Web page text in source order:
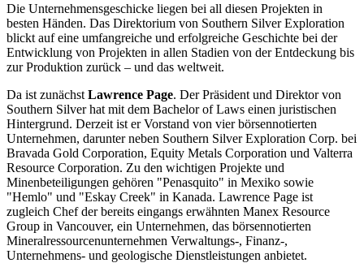
Die Unternehmensgeschicke liegen bei all diesen Projekten in
besten Händen. Das Direktorium von Southern Silver Exploration
blickt auf eine umfangreiche und erfolgreiche Geschichte bei der
Entwicklung von Projekten in allen Stadien von der Entdeckung bis
zur Produktion zurück – und das weltweit.
Da ist zunächst Lawrence Page. Der Präsident und Direktor von
Southern Silver hat mit dem Bachelor of Laws einen juristischen
Hintergrund. Derzeit ist er Vorstand von vier börsennotierten
Unternehmen, darunter neben Southern Silver Exploration Corp. bei
Bravada Gold Corporation, Equity Metals Corporation und Valterra
Resource Corporation. Zu den wichtigen Projekte und
Minenbeteiligungen gehören "Penasquito" in Mexiko sowie
"Hemlo" und "Eskay Creek" in Kanada. Lawrence Page ist
zugleich Chef der bereits eingangs erwähnten Manex Resource
Group in Vancouver, ein Unternehmen, das börsennotierten
Mineralressourcenunternehmen Verwaltungs-, Finanz-,
Unternehmens- und geologische Dienstleistungen anbietet.